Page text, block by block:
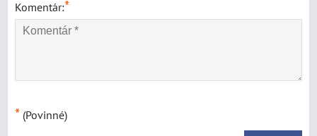
Komentár:*
* (Povinné)